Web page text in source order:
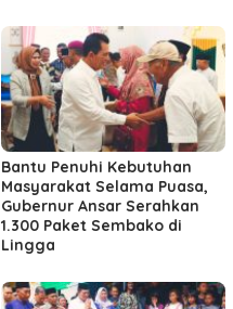
Bantu Penuhi Kebutuhan
Masyarakat Selama Puasa,
Gubernur Ansar Serahkan
1.300 Paket Sembako di
Lingga